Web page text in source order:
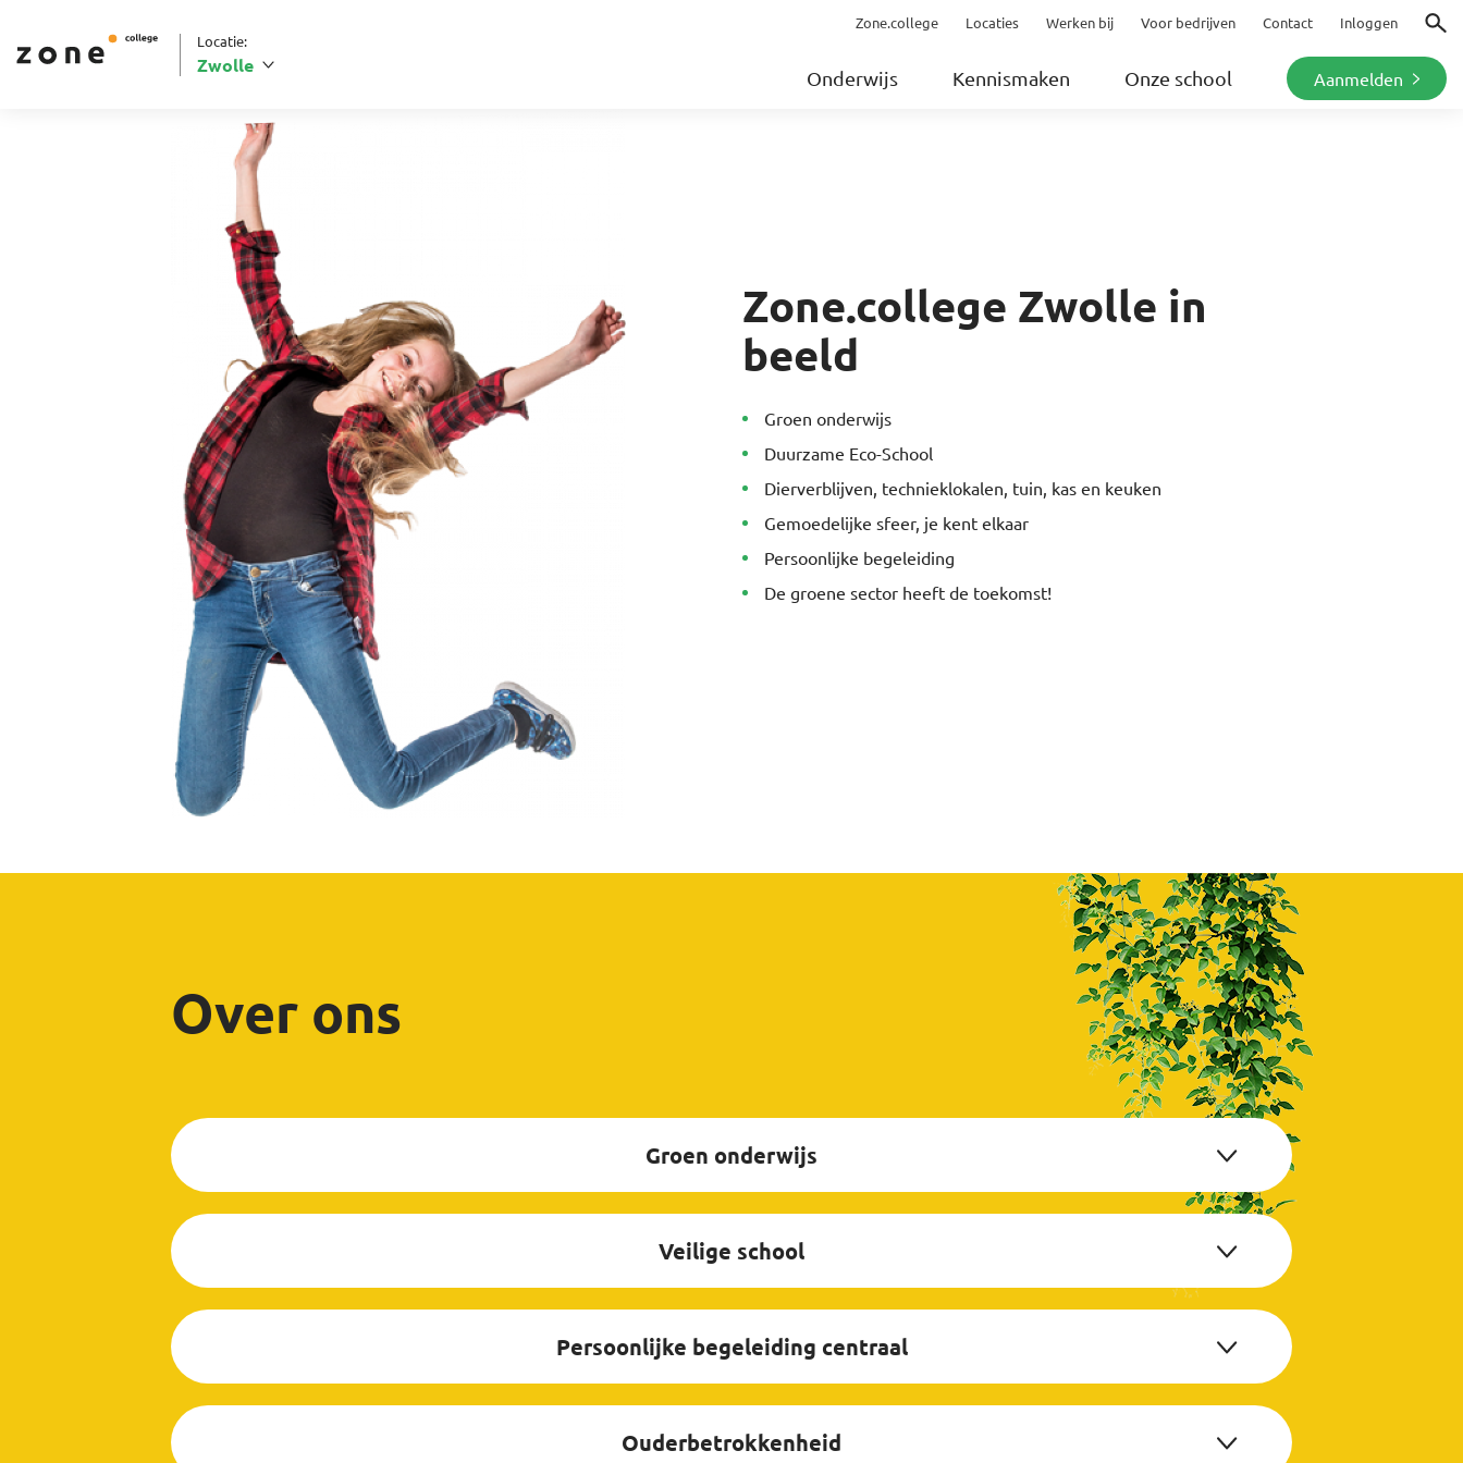
Locatie:
Zwolle
Zone.college Locaties Werken bij Voor bedrijven Contact Inloggen
Onderwijs Kennismaken Onze school Aanmelden
Zone.college Zwolle in
beeld
Groen onderwijs
Duurzame Eco-School
Dierverblijven, technieklokalen, tuin, kas en keuken
Gemoedelijke sfeer, je kent elkaar
Persoonlijke begeleiding
De groene sector heeft de toekomst!
Over ons
Groen onderwijs
Veilige school
Persoonlijke begeleiding centraal
Ouderbetrokkenheid